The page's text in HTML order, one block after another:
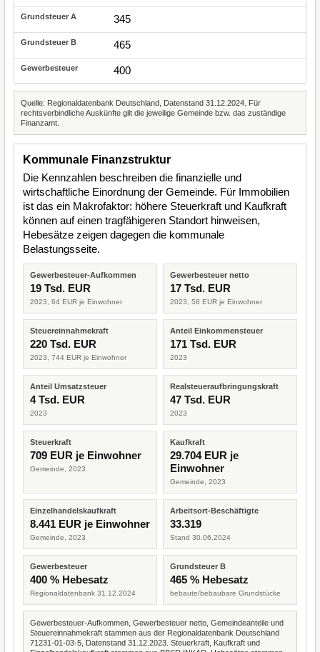
345
465
400
Quelle: Regionaldatenbank Deutschland, Datenstand 31.12.2024. Für
rechtsverbindliche Auskünfte gilt die jeweilige Gemeinde bzw. das zuständige
Finanzamt.
Kommunale Finanzstruktur
Die Kennzahlen beschreiben die finanzielle und
wirtschaftliche Einordnung der Gemeinde. Für Immobilien
ist das ein Makrofaktor: höhere Steuerkraft und Kaufkraft
können auf einen tragfähigeren Standort hinweisen,
Hebesätze zeigen dagegen die kommunale
Belastungsseite.
Gewerbesteuer-Aufkommen
19 Tsd. EUR
2023, 64 EUR je Einwohner
Gewerbesteuer netto
17 Tsd. EUR
2023, 58 EUR je Einwohner
Steuereinnahmekraft
220 Tsd. EUR
2023, 744 EUR je Einwohner
Anteil Einkommensteuer
171 Tsd. EUR
2023
Anteil Umsatzsteuer
4 Tsd. EUR
2023
Realsteueraufbringungskraft
47 Tsd. EUR
2023
Steuerkraft
709 EUR je Einwohner
Gemeinde, 2023
Kaufkraft
29.704 EUR je
Einwohner
Gemeinde, 2023
Einzelhandelskaufkraft
8.441 EUR je Einwohner
Gemeinde, 2023
Arbeitsort-Beschäftigte
33.319
Stand 30.06.2024
Gewerbesteuer
400 % Hebesatz
Regionaldatenbank 31.12.2024
Grundsteuer B
465 % Hebesatz
bebaute/bebaubare Grundstücke
Gewerbesteuer-Aufkommen, Gewerbesteuer netto, Gemeindeanteile und
Steuereinnahmekraft stammen aus der Regionaldatenbank Deutschland
71231-01-03-5, Datenstand 31.12.2023. Steuerkraft, Kaufkraft und